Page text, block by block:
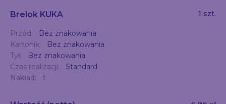
Brelok KUKA 1 szt.
Przód:
Bez znakowania
Kartonik:
Bez znakowania
Tył:
Bez znakowania
Czas realizacji:
Standard
Nakład:
1